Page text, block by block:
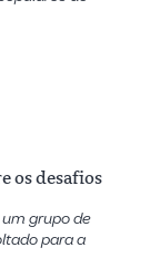
os desafios
grupo de
para a